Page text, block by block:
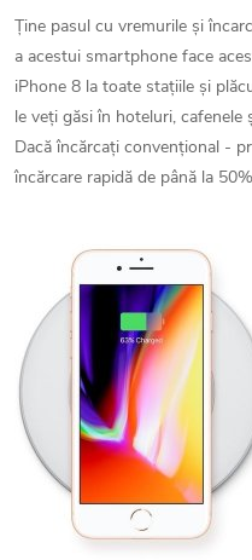
Ține pasul cu vremurile și
a acestui smartphone face
iPhone 8 la toate stațiile și
le veți găsi în hoteluri,
Dacă încărcați convențional -
încărcare rapidă de până la